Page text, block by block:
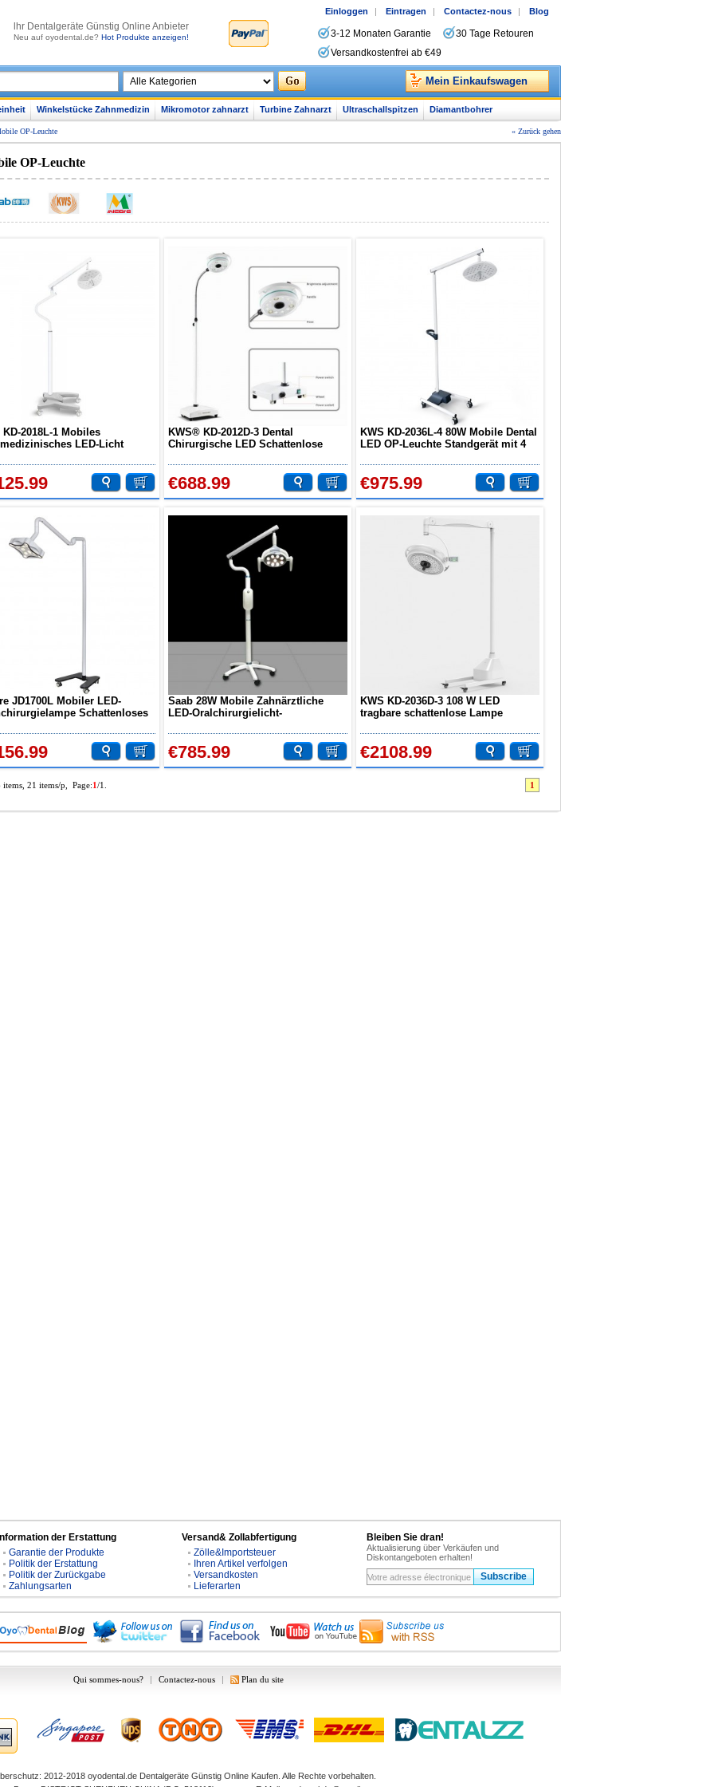
lhr Dentalgeräte Günstig Online Anbieter
Neu auf oyodental.de? Hot Produkte anzeigen!
Einloggen | Eintragen | Contactez-nous | Blog
3-12 Monaten Garantie
30 Tage Retouren
Versandkostenfrei ab €49
Mein Einkaufswagen
Winkelstücke Zahnmedizin Mikromotor zahnarzt Turbine Zahnarzt Ultraschallspitzen Diamantbohrer
OP-Leuchte « Zurück gehen
OP-Leuchte
KD-2018L-1 Mobiles
LED-Licht
Touch-Schalter
KWS® KD-2012D-3 Dental
Chirurgische LED Schattenlose
€688.99
KWS KD-2036L-4 80W Mobile Dental
LED OP-Leuchte Standgerät mit 4
€975.99
JD1700L Mobiler LED-
Schattenloses
Saab 28W Mobile Zahnärztliche
LED-Oralchirurgielicht-
Operationslampe P106A-FS
€785.99
KWS KD-2036D-3 108 W LED
tragbare schattenlose Lampe
Untersuchungsleuchte
€2108.99
1
items, 21 items/p, Page:1/1.
Information der Erstattung
Garantie der Produkte
Politik der Erstattung
Politik der Zurückgabe
Zahlungsarten
Versand& Zollabfertigung
Zölle&Importsteuer
Ihren Artikel verfolgen
Versandkosten
Lieferarten
Bleiben Sie dran!
Aktualisierung über Verkäufen und
Diskontangeboten erhalten!
Qui sommes-nous? | Contactez-nous | Plan du site
2012-2018 oyodental.de Dentalgeräte Günstig Online Kaufen. Alle Rechte vorbehalten.